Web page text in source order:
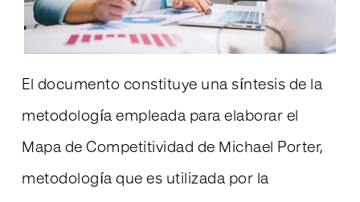
El documento constituye una síntesis de la
metodología empleada para elaborar el
Mapa de Competitividad de Michael Porter,
metodología que es utilizada por la